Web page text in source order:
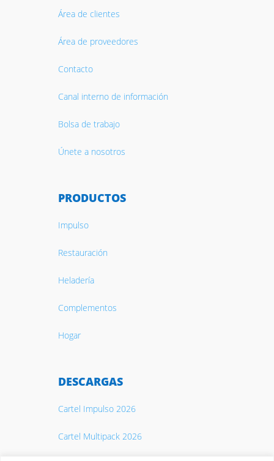
Área de clientes
Área de proveedores
Contacto
Canal interno de información
Bolsa de trabajo
Únete a nosotros
PRODUCTOS
Impulso
Restauración
Heladería
Complementos
Hogar
DESCARGAS
Cartel Impulso 2026
Cartel Multipack 2026